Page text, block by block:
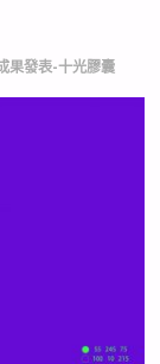
果發表-十光膠囊